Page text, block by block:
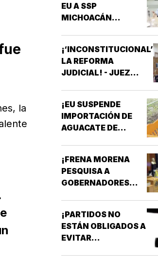
la
EU A SSP
MICHOACÁN
¡‘INCONSTITUCIONAL’
LA REFORMA
JUDICIAL! - JUEZ
¡EU SUSPENDE
IMPORTACIÓN DE
AGUACATE DE
¡FRENA MORENA
PESQUISA A
GOBERNADORES
¡PARTIDOS NO
ESTÁN OBLIGADOS A
EVITAR